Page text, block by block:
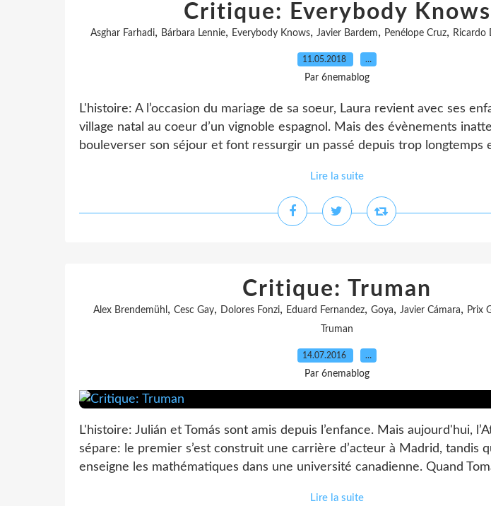
Critique: Everybody Knows
Asghar Farhadi, Bárbara Lennie, Everybody Knows, Javier Bardem, Penélope Cruz, Ricardo
11.05.2018 …
Par 6nemablog
L'histoire: A l’occasion du mariage de sa soeur, Laura revient avec ses
village natal au coeur d’un vignoble espagnol. Mais des évènements
bouleverser son séjour et font ressurgir un passé depuis trop longtemps
Lire la suite
Critique: Truman
Alex Brendemühl , Cesc Gay, Dolores Fonzi, Eduard Fernandez, Goya, Javier Cámara, Prix
Truman
14.07.2016 …
Par 6nemablog
L'histoire: Julián et Tomás sont amis depuis l’enfance. Mais aujourd'hui,
sépare: le premier s’est construit une carrière d’acteur à Madrid, tandis
enseigne les mathématiques dans une université canadienne. Quand
Lire la suite